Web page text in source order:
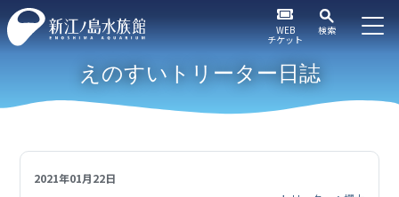
WEB
チケット
検索
えのすいトリーター日誌
2021年01月22日